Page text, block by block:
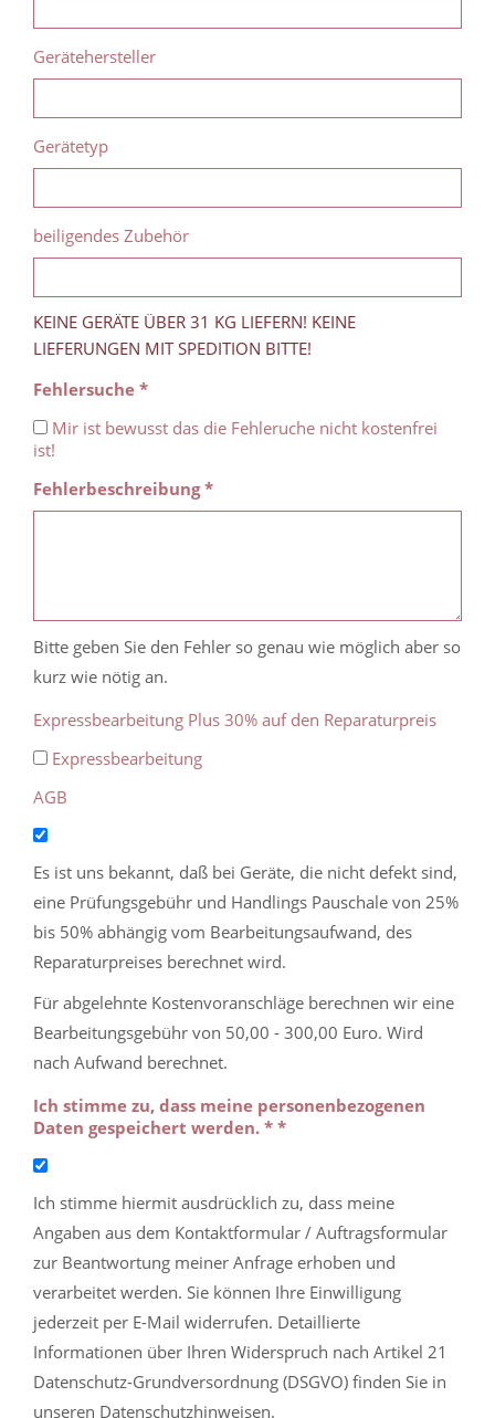
Gerätehersteller
Gerätetyp
beiligendes Zubehör
KEINE GERÄTE ÜBER 31 KG LIEFERN! KEINE
LIEFERUNGEN MIT SPEDITION BITTE!
Fehlersuche *
Mir ist bewusst das die Fehleruche nicht kostenfrei
ist!
Fehlerbeschreibung *
Bitte geben Sie den Fehler so genau wie möglich aber so
kurz wie nötig an.
Expressbearbeitung Plus 30% auf den Reparaturpreis
Expressbearbeitung
AGB
Es ist uns bekannt, daß bei Geräte, die nicht defekt sind,
eine Prüfungsgebühr und Handlings Pauschale von 25%
bis 50% abhängig vom Bearbeitungsaufwand, des
Reparaturpreises berechnet wird.
Für abgelehnte Kostenvoranschläge berechnen wir eine
Bearbeitungsgebühr von 50,00 - 300,00 Euro. Wird
nach Aufwand berechnet.
Ich stimme zu, dass meine personenbezogenen
Daten gespeichert werden. * *
Ich stimme hiermit ausdrücklich zu, dass meine
Angaben aus dem Kontaktformular / Auftragsformular
zur Beantwortung meiner Anfrage erhoben und
verarbeitet werden. Sie können Ihre Einwilligung
jederzeit per E-Mail widerrufen. Detaillierte
Informationen über Ihren Widerspruch nach Artikel 21
Datenschutz-Grundversordnung (DSGVO) finden Sie in
unseren Datenschutzhinweisen.